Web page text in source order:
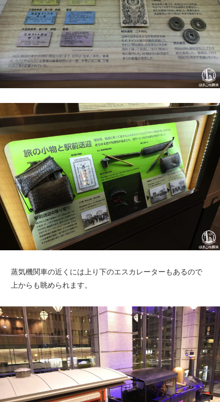
蒸気機関車の近くには上り下のエスカレーターもあるので
上からも眺められます。